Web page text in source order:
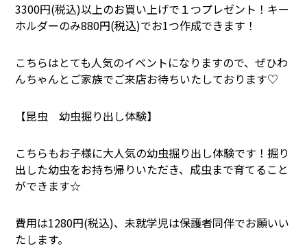
3300円(税込)以上のお買い上げで１つプレゼント！キー
ホルダーのみ880円(税込)でお1つ作成できます！
こちらはとても人気のイベントになりますので、ぜひわ
んちゃんとご家族でご来店お待ちいたしております♡
【昆虫 幼虫掘り出し体験】
こちらもお子様に大人気の幼虫掘り出し体験です！掘り
出した幼虫をお持ち帰りいただき、成虫まで育てること
ができます☆
費用は1280円(税込)、未就学児は保護者同伴でお願いい
たします。